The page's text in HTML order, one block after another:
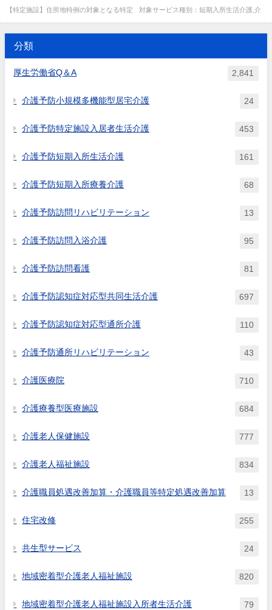
介護等の指定を受けた特定施設
のみに限られるのか。
【特定施設】住所地特例の対象となる特定
特定施設はすべて住所地特...
染症等」の判断について、 ①医
師の判断は短期入所生活介護の
主治医、配置医師どちらでもよ
対象サービス種別：短期入所生活介護,介
分類
厚生労働省Q＆A 2,841
介護予防小規模多機能型居宅介護 24
介護予防特定施設入居者生活介護 453
介護予防短期入所生活介護 161
介護予防短期入所療養介護 68
介護予防訪問リハビリテーション 13
介護予防訪問入浴介護 95
介護予防訪問看護 81
介護予防認知症対応型共同生活介護 697
介護予防認知症対応型通所介護 110
介護予防通所リハビリテーション 43
介護医療院 710
介護療養型医療施設 684
介護老人保健施設 777
介護老人福祉施設 834
介護職員処遇改善加算・介護職員等特定処遇改善加算 13
住宅改修 255
共生型サービス 24
地域密着型介護老人福祉施設 820
地域密着型介護老人福祉施設入所者生活介護 79